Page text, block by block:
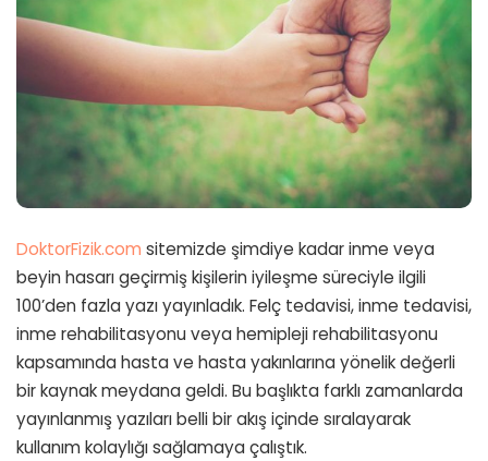
DoktorFizik.com sitemizde şimdiye kadar inme veya
beyin hasarı geçirmiş kişilerin iyileşme süreciyle ilgili
100’den fazla yazı yayınladık. Felç tedavisi, inme tedavisi,
inme rehabilitasyonu veya hemipleji rehabilitasyonu
kapsamında hasta ve hasta yakınlarına yönelik değerli
bir kaynak meydana geldi. Bu başlıkta farklı zamanlarda
yayınlanmış yazıları belli bir akış içinde sıralayarak
kullanım kolaylığı sağlamaya çalıştık.